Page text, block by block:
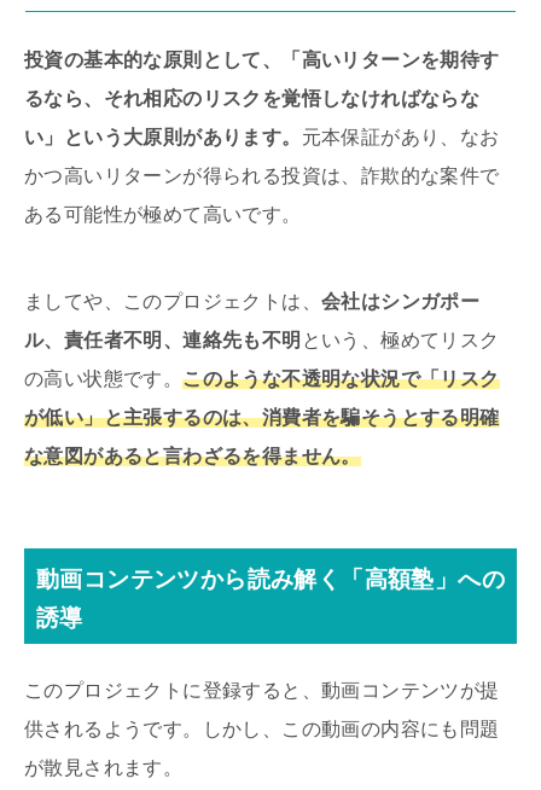
投資の基本的な原則として、「高いリターンを期待す
るなら、それ相応のリスクを覚悟しなければならな
い」という大原則があります。 元本保証があり、なお
かつ高いリターンが得られる投資は、詐欺的な案件で
ある可能性が極めて高いです。
ましてや、このプロジェクトは、 会社はシンガポー
ル、責任者不明、連絡先も不明 という、極めてリスク
の高い状態です。このような不透明な状況で「リスク
が低い」と主張するのは、消費者を騙そうとする明確
な意図があると言わざるを得ません。
動画コンテンツから読み解く「高額塾」への
誘導
このプロジェクトに登録すると、動画コンテンツが提
供されるようです。しかし、この動画の内容にも問題
が散見されます。